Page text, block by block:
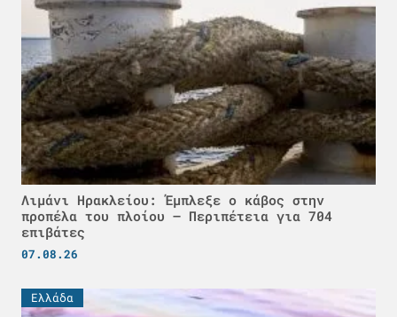
Λιμάνι Ηρακλείου: Έμπλεξε ο κάβος στην
προπέλα του πλοίου – Περιπέτεια για 704
επιβάτες
07.08.26
Ελλάδα